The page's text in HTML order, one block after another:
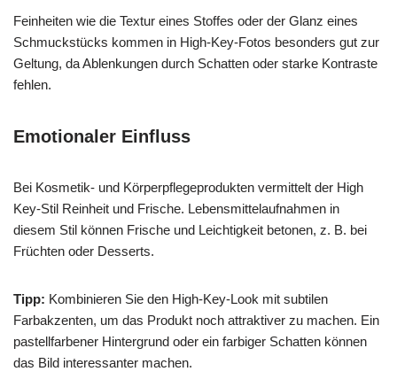
Feinheiten wie die Textur eines Stoffes oder der Glanz eines
Schmuckstücks kommen in High-Key-Fotos besonders gut zur
Geltung, da Ablenkungen durch Schatten oder starke Kontraste
fehlen.
Emotionaler Einfluss
Bei Kosmetik- und Körperpflegeprodukten vermittelt der High
Key-Stil Reinheit und Frische. Lebensmittelaufnahmen in
diesem Stil können Frische und Leichtigkeit betonen, z. B. bei
Früchten oder Desserts.
Tipp: Kombinieren Sie den High-Key-Look mit subtilen
Farbakzenten, um das Produkt noch attraktiver zu machen. Ein
pastellfarbener Hintergrund oder ein farbiger Schatten können
das Bild interessanter machen.